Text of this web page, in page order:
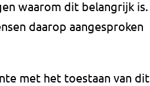
waarom dit belangrijk is.
daarop aangesproken
met het toestaan van dit